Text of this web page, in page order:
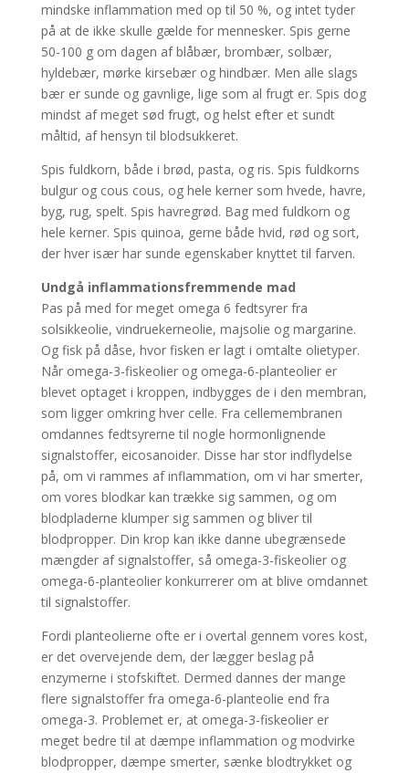
mindske inflammation med op til 50 %, og intet tyder
på at de ikke skulle gælde for mennesker. Spis gerne
50-100 g om dagen af blåbær, brombær, solbær,
hyldebær, mørke kirsebær og hindbær. Men alle slags
bær er sunde og gavnlige, lige som al frugt er. Spis dog
mindst af meget sød frugt, og helst efter et sundt
måltid, af hensyn til blodsukkeret.
Spis fuldkorn, både i brød, pasta, og ris. Spis fuldkorns
bulgur og cous cous, og hele kerner som hvede, havre,
byg, rug, spelt. Spis havregrød. Bag med fuldkorn og
hele kerner. Spis quinoa, gerne både hvid, rød og sort,
der hver især har sunde egenskaber knyttet til farven.
Undgå inflammationsfremmende mad
Pas på med for meget omega 6 fedtsyrer fra
solsikkeolie, vindruekerneolie, majsolie og margarine.
Og fisk på dåse, hvor fisken er lagt i omtalte olietyper.
Når omega-3-fiskeolier og omega-6-planteolier er
blevet optaget i kroppen, indbygges de i den membran,
som ligger omkring hver celle. Fra cellemembranen
omdannes fedtsyrerne til nogle hormonlignende
signalstoffer, eicosanoider. Disse har stor indflydelse
på, om vi rammes af inflammation, om vi har smerter,
om vores blodkar kan trække sig sammen, og om
blodpladerne klumper sig sammen og bliver til
blodpropper. Din krop kan ikke danne ubegrænsede
mængder af signalstoffer, så omega-3-fiskeolier og
omega-6-planteolier konkurrerer om at blive omdannet
til signalstoffer.
Fordi planteolierne ofte er i overtal gennem vores kost,
er det overvejende dem, der lægger beslag på
enzymerne i stofskiftet. Dermed dannes der mange
flere signalstoffer fra omega-6-planteolie end fra
omega-3. Problemet er, at omega-3-fiskeolier er
meget bedre til at dæmpe inflammation og modvirke
blodpropper, dæmpe smerter, sænke blodtrykket og